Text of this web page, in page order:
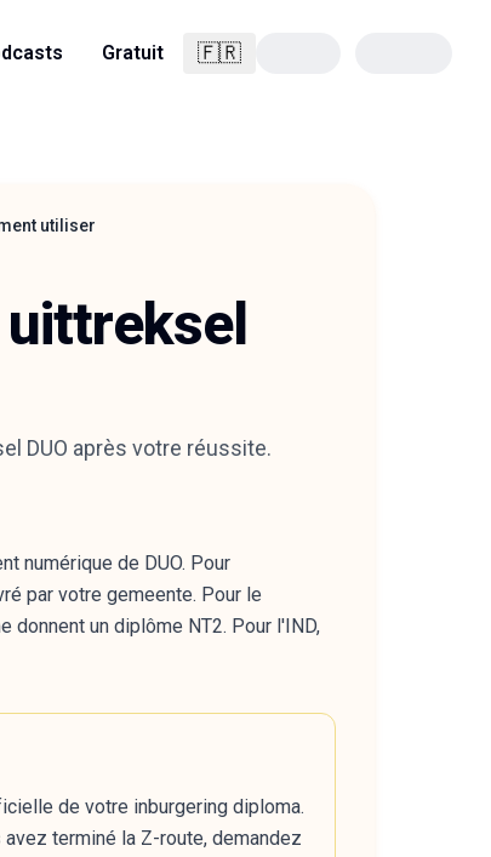
Gratuit 🇫🇷Français
utiliser
DUO après votre réussite.
numérique de DUO. Pour
par votre gemeente. Pour le
donnent un diplôme NT2. Pour l'IND,
de votre inburgering diploma.
terminé la Z-route, demandez